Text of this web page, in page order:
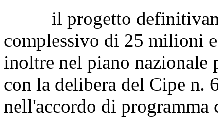
il progetto
complessivo di 25 milioni
inoltre nel piano nazionale
con la delibera del Cipe n.
nell'accordo di programma